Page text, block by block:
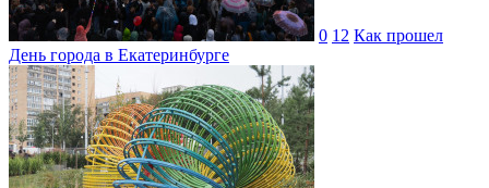
0 12 Как прошел
День города в Екатеринбурге